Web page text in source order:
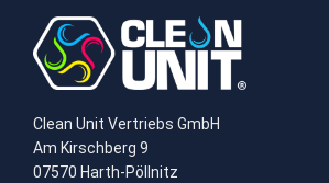
Clean Unit Vertriebs GmbH
Am Kirschberg 9
07570 Harth-Pöllnitz